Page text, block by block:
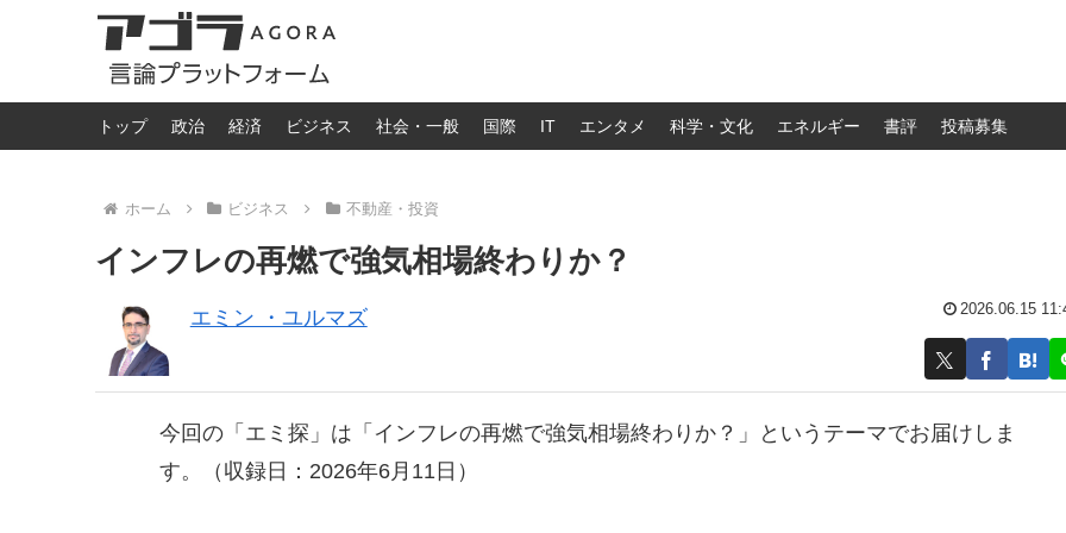
トップ 政治 経済 ビジネス 社会・一般 国際 IT エンタメ 科学・文化 エネルギー 書評 投稿募集
ホーム ビジネス 不動産・投資
インフレの再燃で強気相場終わりか？
エミン ・ユルマズ 2026.06.15
今回の「エミ探」は「インフレの再燃で強気相場終わりか？」というテーマでお届けしま
す。（収録日：2026年6月11日）